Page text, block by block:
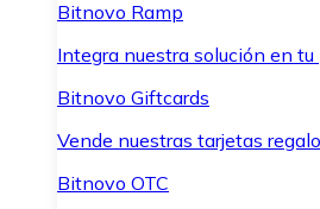
Bitnovo Ramp
Integra nuestra solución en
Bitnovo Giftcards
Vende nuestras tarjetas
Bitnovo OTC